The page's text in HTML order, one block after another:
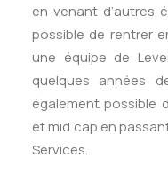
en venant d’autres
possible de rentrer
une équipe de
quelques années
également possible
et mid cap en
Services.